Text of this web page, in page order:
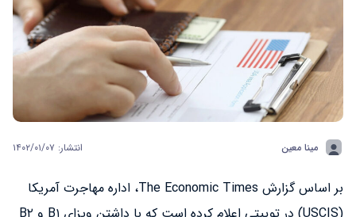
مینا معین انتشار: ۱۴۰۲/۰۱/۰۷
بر اساس گزارش The Economic Times، اداره مهاجرت آمریکا